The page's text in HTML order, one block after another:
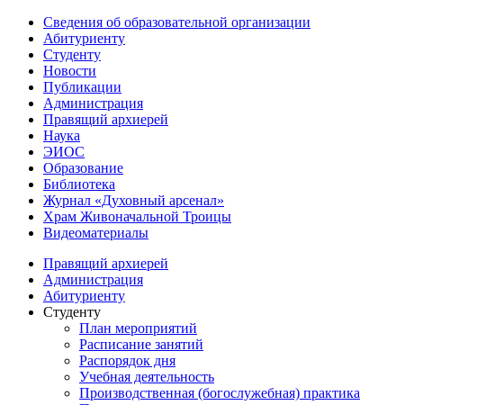
Сведения об образовательной организации
Абитуриенту
Студенту
Новости
Публикации
Администрация
Правящий архиерей
Наука
ЭИОС
Образование
Библиотека
Журнал «Духовный арсенал»
Храм Живоначальной Троицы
Видеоматериалы
Правящий архиерей
Администрация
Абитуриенту
Студенту
План мероприятий
Расписание занятий
Распорядок дня
Учебная деятельность
Производственная (богослужебная) практика